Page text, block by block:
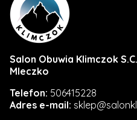
Salon Obuwia Klimczok
Mleczko
Telefon: 506415228
Adres e-mail: